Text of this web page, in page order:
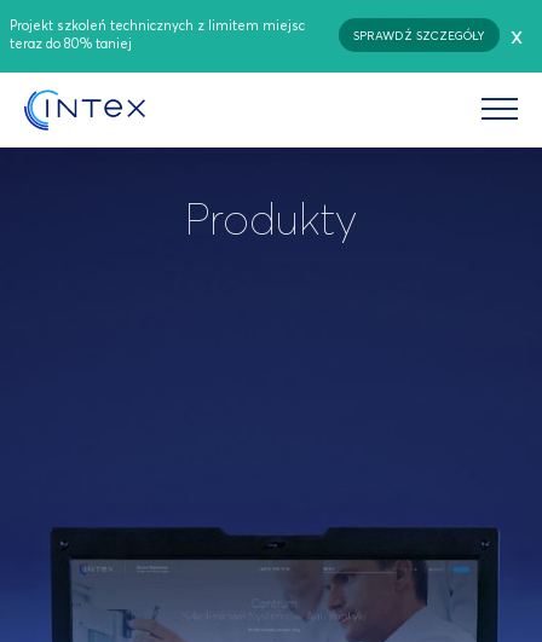
Projekt szkoleń technicznych z limitem miejsc
teraz do 80% taniej
SPRAWDŹ SZCZEGÓŁY x
Produkty